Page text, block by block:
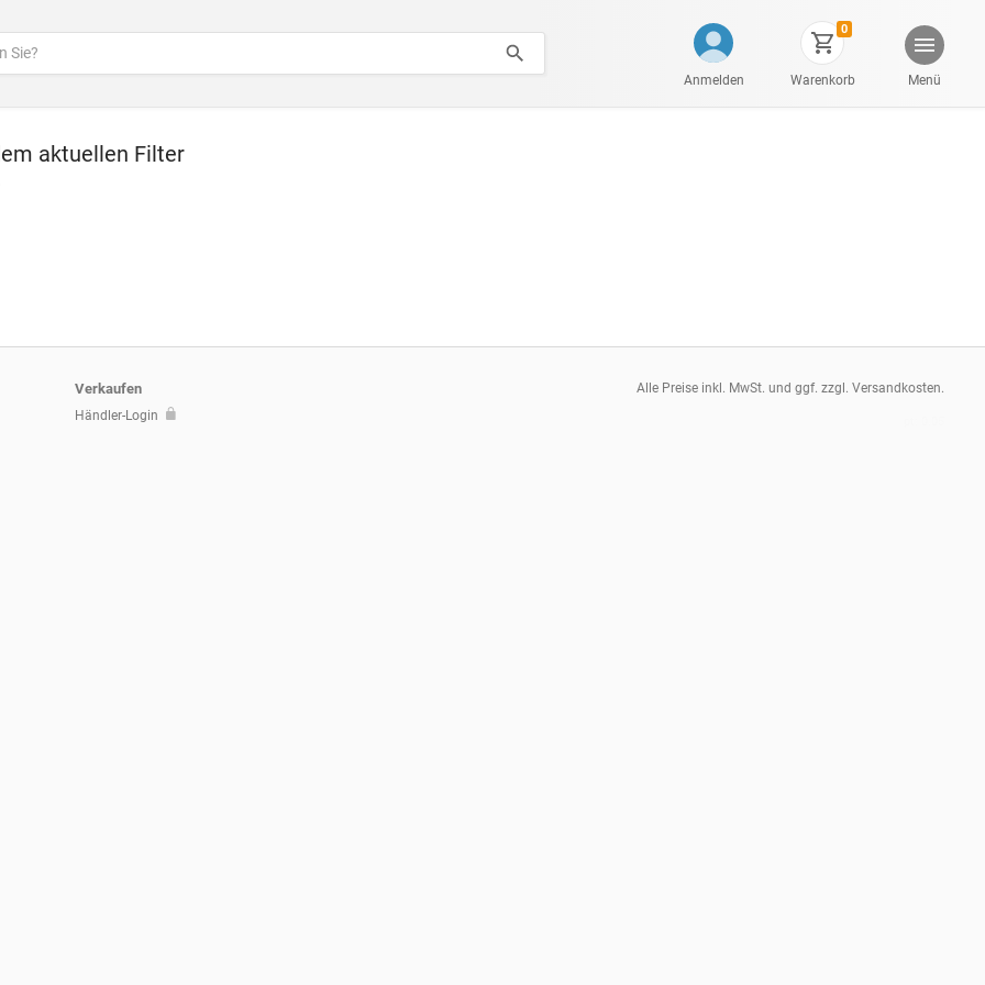
Anmelden
0
Warenkorb Menü
aktuellen Filter
Verkaufen
Händler-Login
Alle Preise inkl. MwSt. und ggf. zzgl. Versandkosten.